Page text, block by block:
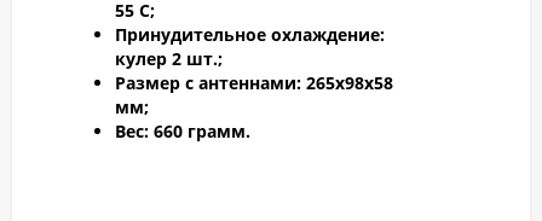
55 С;
Принудительное охлаждение:
кулер 2 шт.;
Размер с антеннами: 265х98х58
мм;
Вес: 660 грамм.